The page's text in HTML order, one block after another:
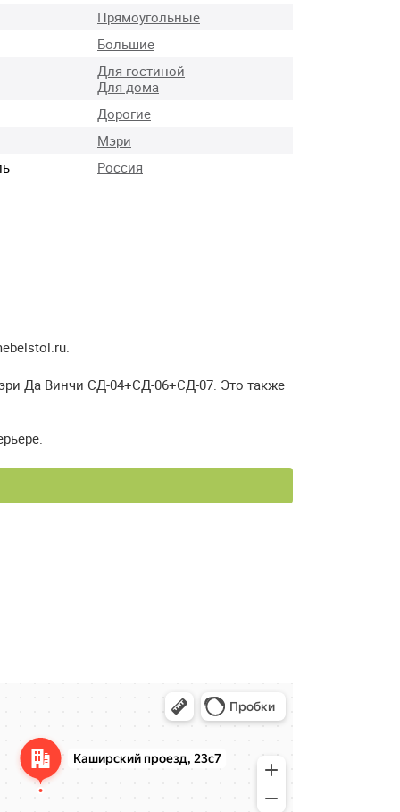
Прямоугольные
Большие
Для гостиной
Для дома
Дорогие
Мэри
Россия
Да Винчи СД-04+СД-06+СД-07. Это также